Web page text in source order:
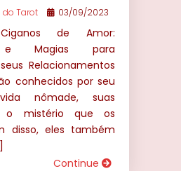
do Tarot 03/09/2023
de Amor:
e Magias para
Relacionamentos
conhecidos por seu
nômade, suas
o mistério que os
disso, eles também
Continue